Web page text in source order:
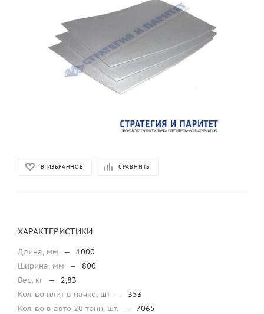
В ИЗБРАННОЕ СРАВНИТЬ
ХАРАКТЕРИСТИКИ
Длина, мм —
1000
Ширина, мм
—
800
Вес, кг —
2,83
Кол-во плит в пачке, шт —
353
Кол-во в авто 20 тонн, шт.
—
7065